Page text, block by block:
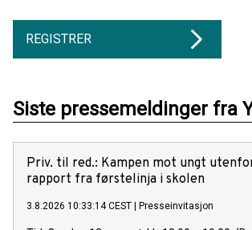
REGISTRER
Siste pressemeldinger fra
Priv. til red.: Kampen mot ungt
rapport fra førstelinja i skolen
3.8.2026 10:33:14 CEST Presseinvitasjon